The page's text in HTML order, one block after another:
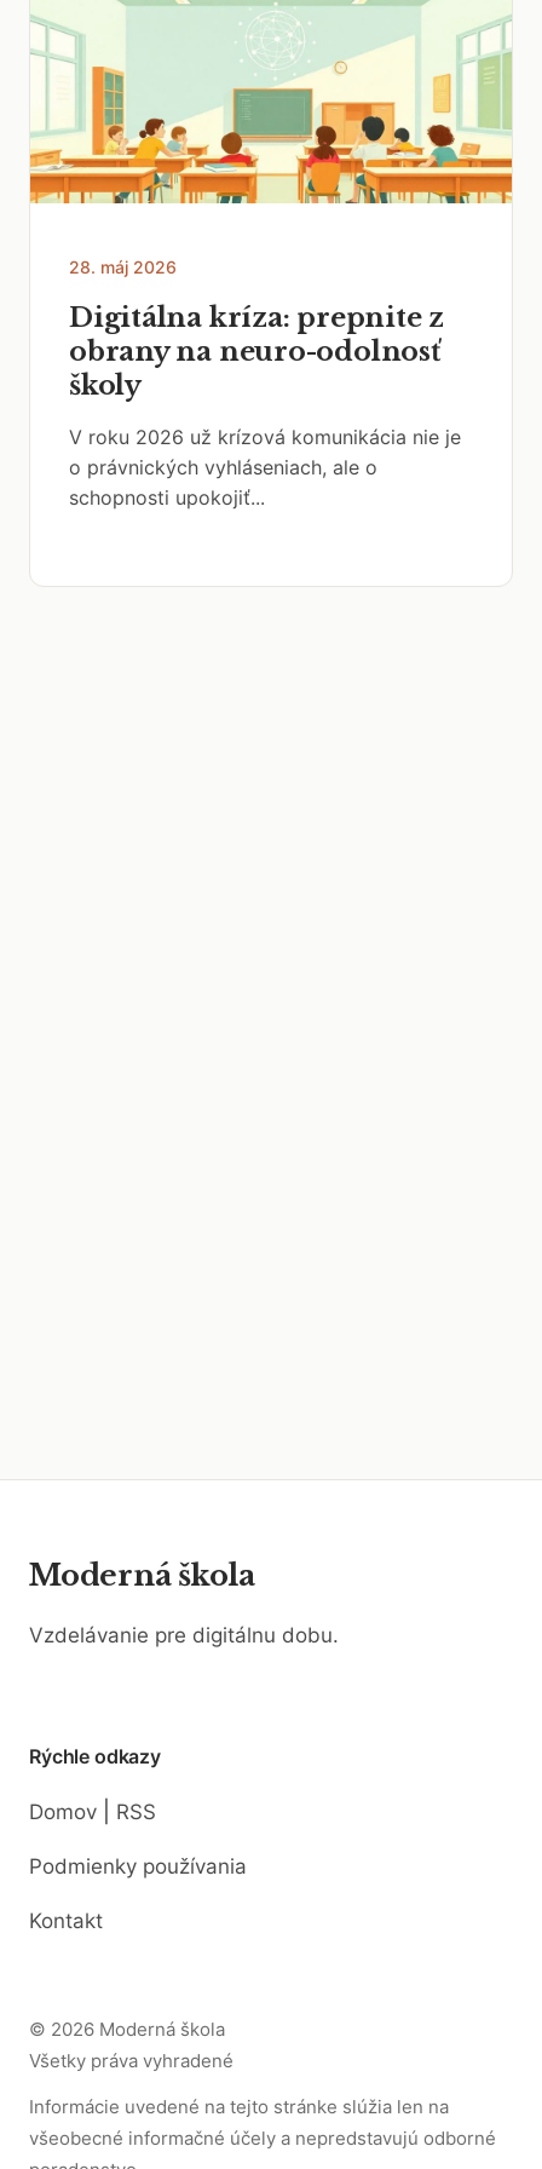
28. máj 2026
Digitálna kríza: prepnite z
obrany na neuro-odolnosť
školy
V roku 2026 už krízová komunikácia nie je
o právnických vyhláseniach, ale o
schopnosti upokojiť...
Moderná škola
Vzdelávanie pre digitálnu dobu.
Rýchle odkazy
Domov RSS
Podmienky používania
Kontakt
© 2026 Moderná škola
Všetky práva vyhradené
Informácie uvedené na tejto stránke slúžia len na
všeobecné informačné účely a nepredstavujú odborné